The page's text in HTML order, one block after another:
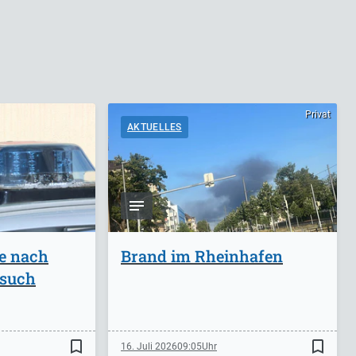
nach
bookmark_border
Privat
AKTUELLES
Brand im Rheinhafen
16. Juli 202609:05 bookmark_border